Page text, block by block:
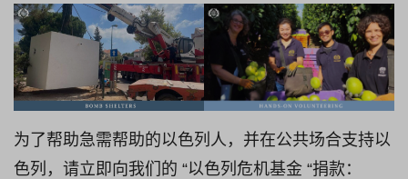
为了帮助急需帮助的以色列人，并在公共场合支持以
色列，请立即向我们的 “以色列危机基金 “捐款：